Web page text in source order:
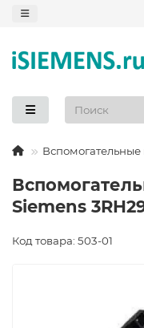
Вспомогательные
Siemens
Код товара: 503-01